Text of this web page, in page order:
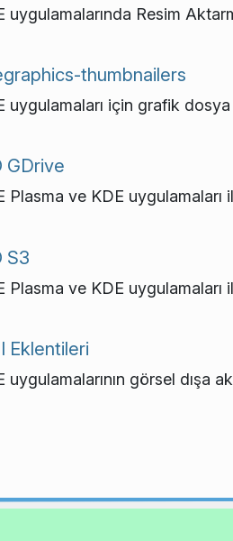
uygulamalarında Resim
thumbnailers
uygulamaları için grafik
GDrive
Plasma ve KDE
S3
Plasma ve KDE
Eklentileri
uygulamalarının görsel dışa